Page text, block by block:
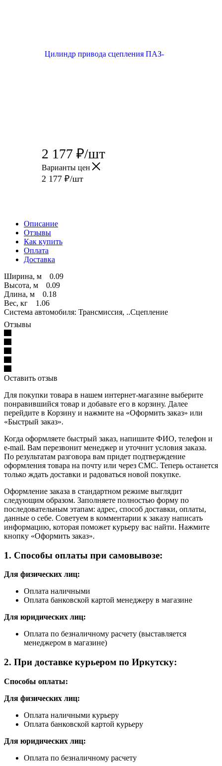
2 177 ₽/шт
Варианты цен
2 177 ₽/шт
Описание
Отзывы
Как купить
Оплата
Доставка
Ширина, м 0.09
Высота, м 0.09
Длина, м 0.18
Вес, кг 1.06
Система автомобиля: Трансмиссия, ..Сцепление
Отзывы
Оставить отзыв
Для покупки товара в нашем интернет-магазине выберите
понравившийся товар и добавьте его в корзину. Далее
перейдите в Корзину и нажмите на «Оформить заказ» или
«Быстрый заказ».
Когда оформляете быстрый заказ, напишите ФИО, телефон и
e-mail. Вам перезвонит менеджер и уточнит условия заказа.
По результатам разговора вам придет подтверждение
оформления товара на почту или через СМС. Теперь останется
только ждать доставки и радоваться новой покупке.
Оформление заказа в стандартном режиме выглядит
следующим образом. Заполняете полностью форму по
последовательным этапам: адрес, способ доставки, оплаты,
данные о себе. Советуем в комментарии к заказу написать
информацию, которая поможет курьеру вас найти. Нажмите
кнопку «Оформить заказ».
1. Способы оплаты при самовывозе:
Для физических лиц:
Оплата наличными
Оплата банковской картой менеджеру в магазине
Для юридических лиц:
Оплата по безналичному расчету (выставляется
менеджером в магазине)
2. При доставке курьером по Иркутску:
Способы оплаты:
Для физических лиц:
Оплата наличными курьеру
Оплата банковской картой курьеру
Для юридических лиц:
Оплата по безналичному расчету